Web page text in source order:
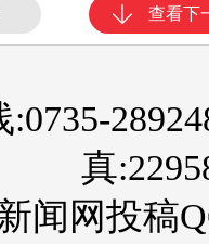
查看下
真
闻网投稿